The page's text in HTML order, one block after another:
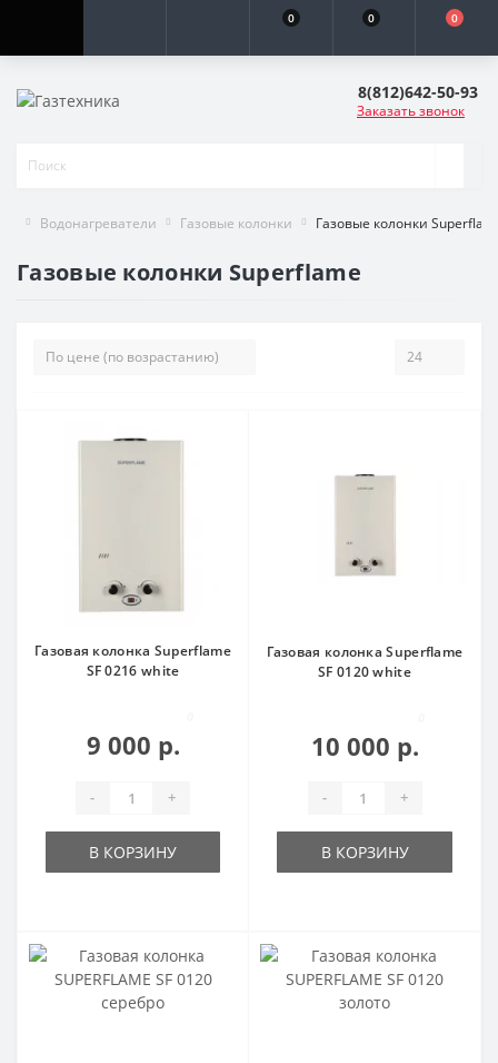
0 0 0
8(812)642-50-93
Заказать звонок
Водонагреватели Газовые колонки Газовые колонки
Газовые колонки Superflame
Газовая колонка Superflame
SF 0216 white
9 000 р.
- +
В КОРЗИНУ
Газовая колонка Superflame
SF 0120 white
10 000 р.
- +
В КОРЗИНУ